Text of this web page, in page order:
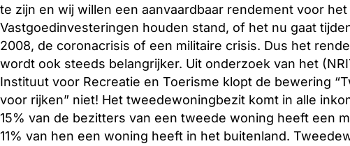
te zijn en wij willen een aanvaardbaar rendement voor
Vastgoedinvesteringen houden stand, of het nu gaat
2008, de coronacrisis of een militaire crisis. Dus het
wordt ook steeds belangrijker. Uit onderzoek van het
Instituut voor Recreatie en Toerisme klopt de bewering
voor rijken” niet! Het tweedewoningbezit komt in alle
15% van de bezitters van een tweede woning heeft een
11% van hen een woning heeft in het buitenland.